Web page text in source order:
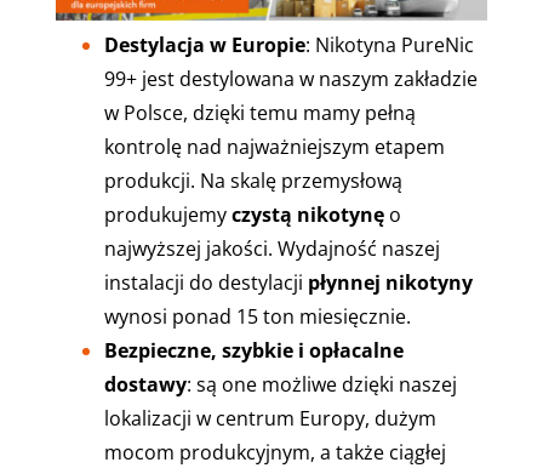
Destylacja w Europie: Nikotyna PureNic
99+ jest destylowana w naszym zakładzie
w Polsce, dzięki temu mamy pełną
kontrolę nad najważniejszym etapem
produkcji. Na skalę przemysłową
produkujemyczystą nikotynęo
najwyższej jakości. Wydajność naszej
instalacji do destylacji płynnej nikotyny
wynosi ponad 15 ton miesięcznie.
Bezpieczne, szybkie i opłacalne
dostawy: są one możliwe dzięki naszej
lokalizacji w centrum Europy, dużym
mocom produkcyjnym, a także ciągłej